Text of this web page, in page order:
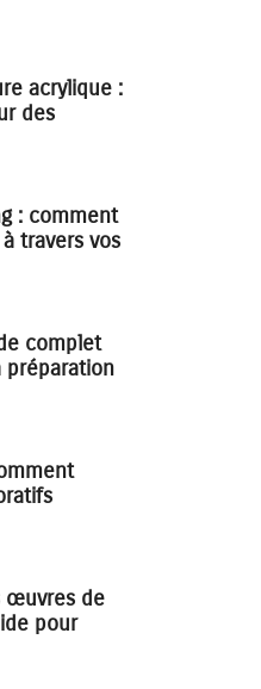
acrylique :
des
: comment
travers vos
complet
préparation
œuvres de
pour